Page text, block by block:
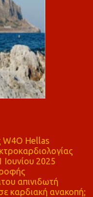
W4O Hellas
2025
απινιδωτή
καρδιακή ανακοπή;